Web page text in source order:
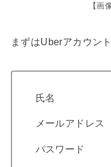
【画
まずはUberアカウン
氏名
メールアドレス
パスワード